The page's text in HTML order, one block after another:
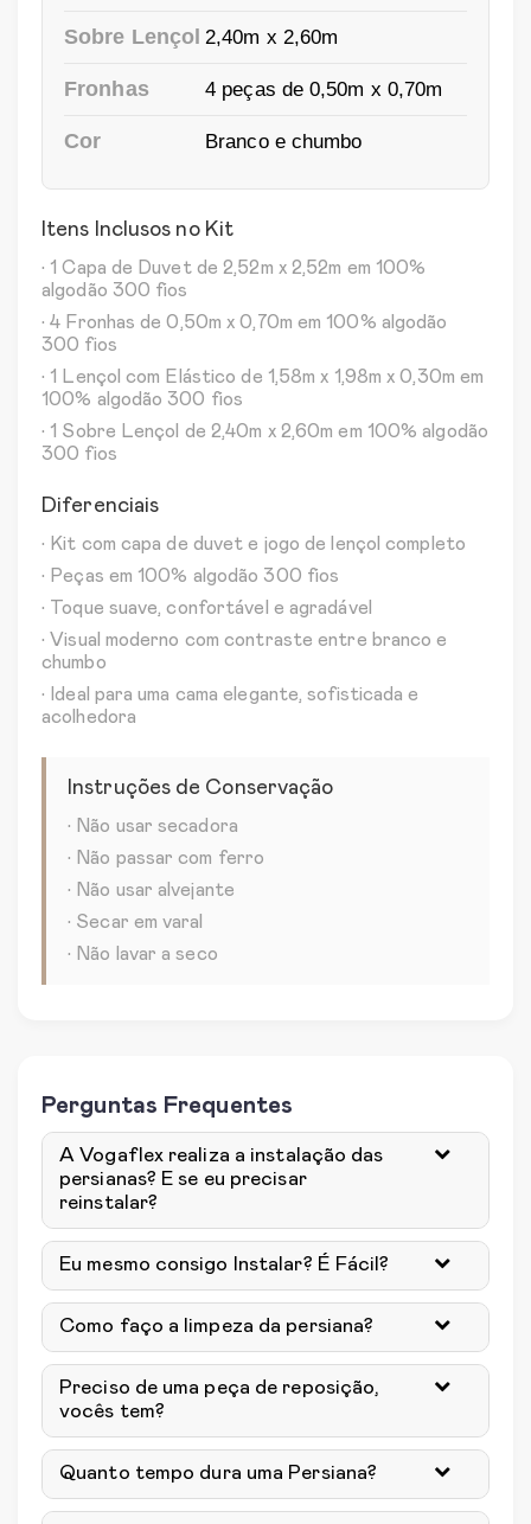
Sobre Lençol 2,40m x 2,60m
Fronhas 4 peças de 0,50m x 0,70m
Cor Branco e chumbo
Itens Inclusos no Kit
• 1 Capa de Duvet de 2,52m x 2,52m em 100%
algodão 300 fios
• 4 Fronhas de 0,50m x 0,70m em 100% algodão
300 fios
• 1 Lençol com Elástico de 1,58m x 1,98m x 0,30m em
100% algodão 300 fios
• 1 Sobre Lençol de 2,40m x 2,60m em 100% algodão
300 fios
Diferenciais
• Kit com capa de duvet e jogo de lençol completo
• Peças em 100% algodão 300 fios
• Toque suave, confortável e agradável
• Visual moderno com contraste entre branco e
chumbo
• Ideal para uma cama elegante, sofisticada e
acolhedora
Instruções de Conservação
• Não usar secadora
• Não passar com ferro
• Não usar alvejante
• Secar em varal
• Não lavar a seco
Perguntas Frequentes
A Vogaflex realiza a instalação das
persianas? E se eu precisar
reinstalar?
Eu mesmo consigo Instalar? É Fácil?
Como faço a limpeza da persiana?
Preciso de uma peça de reposição,
vocês tem?
Quanto tempo dura uma Persiana?